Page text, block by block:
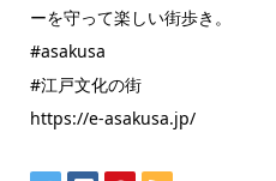
ーを守って楽しい街歩き。
#asakusa
#江戸文化の街
https://e-asakusa.jp/